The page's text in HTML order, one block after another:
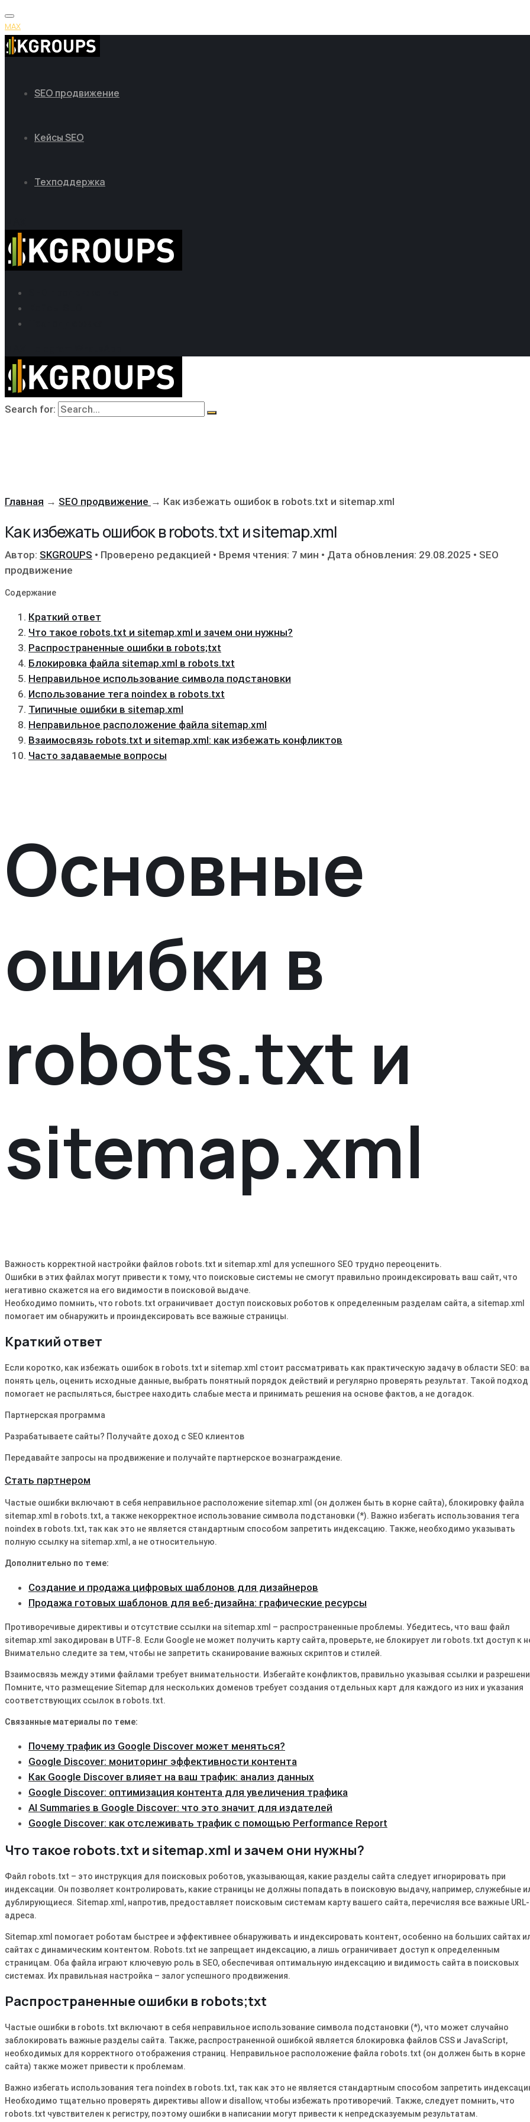
MAX
SEO продвижение
Кейсы SEO
Техподдержка
Search for:
Главная → SEO продвижение → Как избежать ошибок в robots.txt и sitemap.xml
Как избежать ошибок в robots.txt и sitemap.xml
Автор: SKGROUPS • Проверено редакцией • Время чтения: 7 мин • Дата обновления: 29.08.2025 • SEO
продвижение
Содержание
Краткий ответ
Что такое robots.txt и sitemap.xml и зачем они нужны?
Распространенные ошибки в robots;txt
Блокировка файла sitemap.xml в robots.txt
Неправильное использование символа подстановки
Использование тега noindex в robots.txt
Типичные ошибки в sitemap.xml
Неправильное расположение файла sitemap.xml
Взаимосвязь robots.txt и sitemap.xml: как избежать конфликтов
Часто задаваемые вопросы
Основные
ошибки в
robots.txt и
sitemap.xml
Важность корректной настройки файлов robots.txt и sitemap.xml для успешного SEO трудно переоценить.
Ошибки в этих файлах могут привести к тому, что поисковые системы не смогут правильно проиндексировать ваш сайт, что
негативно скажется на его видимости в поисковой выдаче.
Необходимо помнить, что robots.txt ограничивает доступ поисковых роботов к определенным разделам сайта, а sitemap.xml
помогает им обнаружить и проиндексировать все важные страницы.
Краткий ответ
Если коротко, как избежать ошибок в robots.txt и sitemap.xml стоит рассматривать как практическую задачу в области SEO:
понять цель, оценить исходные данные, выбрать понятный порядок действий и регулярно проверять результат. Такой подход
помогает не распыляться, быстрее находить слабые места и принимать решения на основе фактов, а не догадок.
Партнерская программа
Разрабатываете сайты? Получайте доход с SEO клиентов
Передавайте запросы на продвижение и получайте партнерское вознаграждение.
Стать партнером
Частые ошибки включают в себя неправильное расположение sitemap.xml (он должен быть в корне сайта), блокировку файла
sitemap.xml в robots.txt, а также некорректное использование символа подстановки (*). Важно избегать использования тега
noindex в robots.txt, так как это не является стандартным способом запретить индексацию. Также, необходимо указывать
полную ссылку на sitemap.xml, а не относительную.
Дополнительно по теме:
Создание и продажа цифровых шаблонов для дизайнеров
Продажа готовых шаблонов для веб-дизайна: графические ресурсы
Противоречивые директивы и отсутствие ссылки на sitemap.xml – распространенные проблемы. Убедитесь, что ваш файл
sitemap.xml закодирован в UTF-8. Если Google не может получить карту сайта, проверьте, не блокирует ли robots.txt доступ к
Внимательно следите за тем, чтобы не запретить сканирование важных скриптов и стилей.
Взаимосвязь между этими файлами требует внимательности. Избегайте конфликтов, правильно указывая ссылки и
Помните, что размещение Sitemap для нескольких доменов требует создания отдельных карт для каждого из них и указания
соответствующих ссылок в robots.txt.
Связанные материалы по теме:
Почему трафик из Google Discover может меняться?
Google Discover: мониторинг эффективности контента
Как Google Discover влияет на ваш трафик: анализ данных
Google Discover: оптимизация контента для увеличения трафика
AI Summaries в Google Discover: что это значит для издателей
Google Discover: как отслеживать трафик с помощью Performance Report
Что такое robots.txt и sitemap.xml и зачем они нужны?
Файл robots.txt – это инструкция для поисковых роботов, указывающая, какие разделы сайта следует игнорировать при
индексации. Он позволяет контролировать, какие страницы не должны попадать в поисковую выдачу, например, служебные
дублирующиеся. Sitemap.xml, напротив, предоставляет поисковым системам карту вашего сайта, перечисляя все важные URL-
адреса.
Sitemap.xml помогает роботам быстрее и эффективнее обнаруживать и индексировать контент, особенно на больших сайтах
сайтах с динамическим контентом. Robots.txt не запрещает индексацию, а лишь ограничивает доступ к определенным
страницам. Оба файла играют ключевую роль в SEO, обеспечивая оптимальную индексацию и видимость сайта в поисковых
системах. Их правильная настройка – залог успешного продвижения.
Распространенные ошибки в robots;txt
Частые ошибки в robots.txt включают в себя неправильное использование символа подстановки (*), что может случайно
заблокировать важные разделы сайта. Также, распространенной ошибкой является блокировка файлов CSS и JavaScript,
необходимых для корректного отображения страниц. Неправильное расположение файла robots.txt (он должен быть в корне
сайта) также может привести к проблемам.
Важно избегать использования тега noindex в robots.txt, так как это не является стандартным способом запретить
Необходимо тщательно проверять директивы allow и disallow, чтобы избежать противоречий. Также, следует помнить, что
robots.txt чувствителен к регистру, поэтому ошибки в написании могут привести к непредсказуемым результатам.